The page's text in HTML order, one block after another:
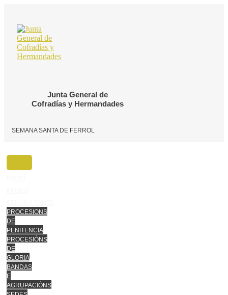
contido
Junta General de
Cofradías y Hermandades
SEMANA SANTA DE FERROL
PROCESIONS
DE
PENITENCIA
PROCESIÓNS
DE
GLORIA
BANDAS
E
AGRUPACIÓNS